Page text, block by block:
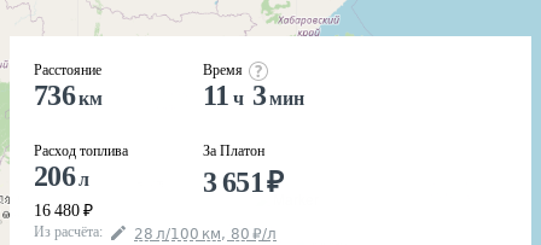
Расстояние
736км
Расход топлива
206л
16 480 ₽
Время
11 ч 3мин
За Платон
3 651₽
Из расчёта: 28 л/100 км, 80 ₽/л